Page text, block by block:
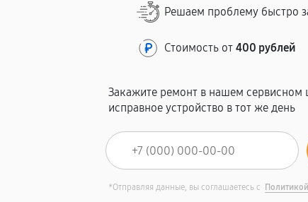
Решаем проблему быстро
Стоимость от400 рублей
Закажите ремонт в нашем сервисном
исправное устройство в тот же день
*Отправляя данные, вы соглашаетесь с